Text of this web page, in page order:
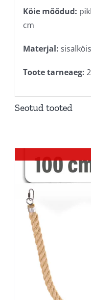
Köie mõõdud:
cm
Materjal:
Toote tarneaeg:
Seotud tooted